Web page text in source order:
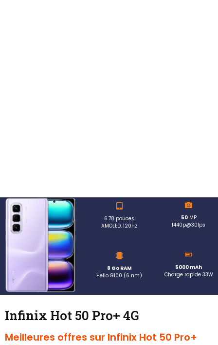
6.78 pouces
AMOLED, 120Hz
50MP
1440p@30fps
8 Go RAM
Helio G100 (6 nm)
5000 mAh
Charge rapide 33W
Infinix Hot 50 Pro+ 4G
Meilleures offres sur Infinix Hot 50 Pro+